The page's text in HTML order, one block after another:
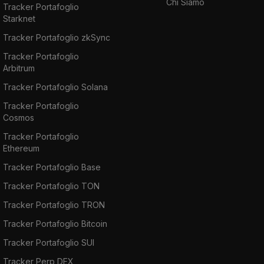
Tracker Portafoglio
Starknet
Tracker Portafoglio zkSync
Tracker Portafoglio
Arbitrum
Tracker Portafoglio Solana
Tracker Portafoglio
Cosmos
Tracker Portafoglio
Ethereum
Tracker Portafoglio Base
Tracker Portafoglio TON
Tracker Portafoglio TRON
Tracker Portafoglio Bitcoin
Tracker Portafoglio SUI
Tracker Perp DEX